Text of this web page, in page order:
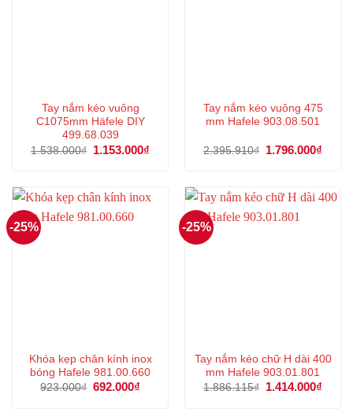
Tay nắm kéo vuông
C1075mm Häfele DIY
499.68.039
1.538.000₫
Giá
1.153.000₫
1.153.000₫.
Tay nắm kéo vuông 475
mm Hafele 903.08.501
2.395.910₫
Giá
1.796.000₫
-25%
Khóa kẹp chân kính inox
bóng Hafele 981.00.660
923.000₫ Giá
692.000₫
-25%
Tay nắm kéo chữ H dài 400
mm Hafele 903.01.801
1.886.115₫
Giá
1.414.000₫